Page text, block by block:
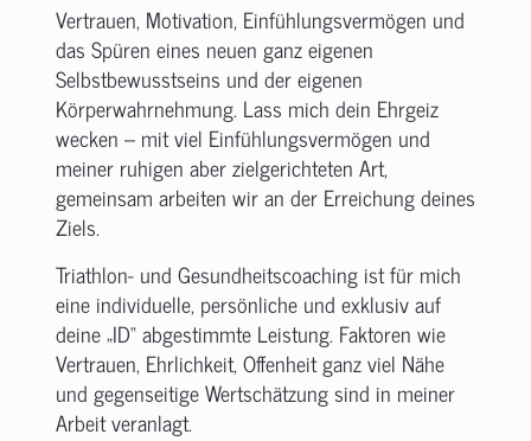
Vertrauen, Motivation, Einfühlungsvermögen und
das Spüren eines neuen ganz eigenen
Selbstbewusstseins und der eigenen
Körperwahrnehmung. Lass mich dein Ehrgeiz
wecken – mit viel Einfühlungsvermögen und
meiner ruhigen aber zielgerichteten Art,
gemeinsam arbeiten wir an der Erreichung deines
Ziels.
Triathlon- und Gesundheitscoaching ist für mich
eine individuelle, persönliche und exklusiv auf
deine „ID“ abgestimmte Leistung. Faktoren wie
Vertrauen, Ehrlichkeit, Offenheit ganz viel Nähe
und gegenseitige Wertschätzung sind in meiner
Arbeit veranlagt.